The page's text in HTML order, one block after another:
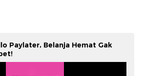
Paylater, Belanja Hemat Gak